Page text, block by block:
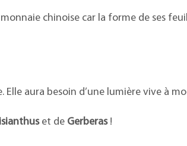
chinoise car la forme de ses
aura besoin d’une lumière vive à
et de Gerberas!